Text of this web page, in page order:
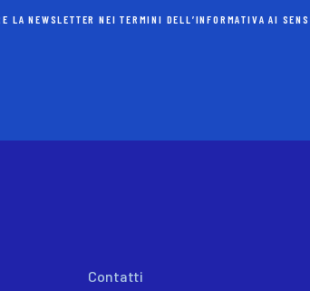
LA NEWSLETTER NEI TERMINI DELL’INFORMATIVA AI
Contatti